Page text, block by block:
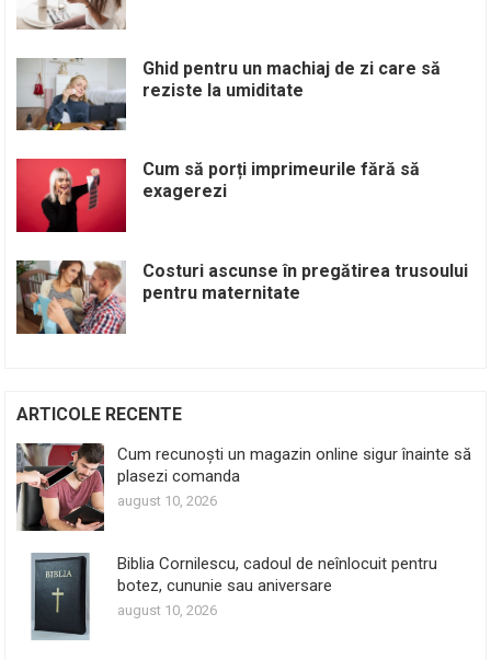
Ghid pentru un machiaj de zi care să
reziste la umiditate
Cum să porți imprimeurile fără să
exagerezi
Costuri ascunse în pregătirea trusoului
pentru maternitate
ARTICOLE RECENTE
Cum recunoști un magazin online sigur înainte să
plasezi comanda
august 10, 2026
Biblia Cornilescu, cadoul de neînlocuit pentru
botez, cununie sau aniversare
august 10, 2026